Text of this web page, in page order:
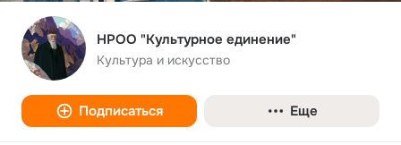
НРОО "Культурное единение"
Культура и искусство
Подписаться Еще